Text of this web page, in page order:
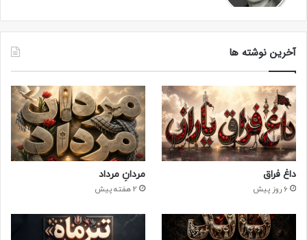
آخرین نوشته ها
داغ فراق
6 روز پیش
مردانِ مرداد
2 هفته پیش